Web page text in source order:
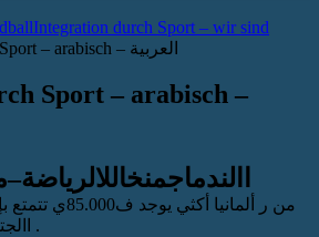
Integration durch Sport – wir sind
Integration durch Sport – arabisch – العربية
Sport – arabisch –
من ر ألمانيا
االجتماعي ، وهي نادي رياض .